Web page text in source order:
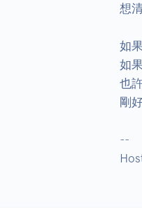
想
如
如
也
剛
--